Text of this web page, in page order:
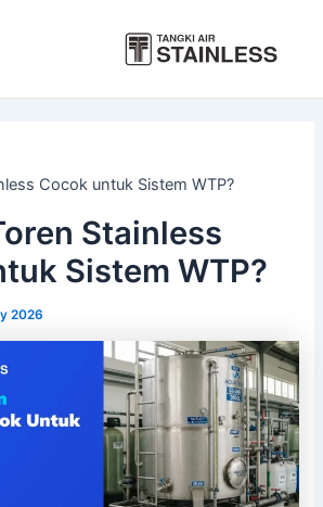
Cocok untuk Sistem WTP?
Stainless
Sistem WTP?
2026